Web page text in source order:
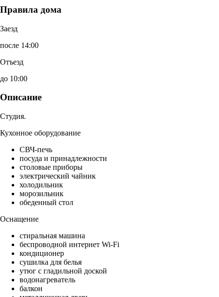
Правила дома
Заезд
после 14:00
Отъезд
до 10:00
Описание
Студия.
Кухонное оборудование
СВЧ-печь
посуда и принадлежности
столовые приборы
электрический чайник
холодильник
морозильник
обеденный стол
Оснащение
стиральная машина
беспроводной интернет Wi-Fi
кондиционер
сушилка для белья
утюг с гладильной доской
водонагреватель
балкон